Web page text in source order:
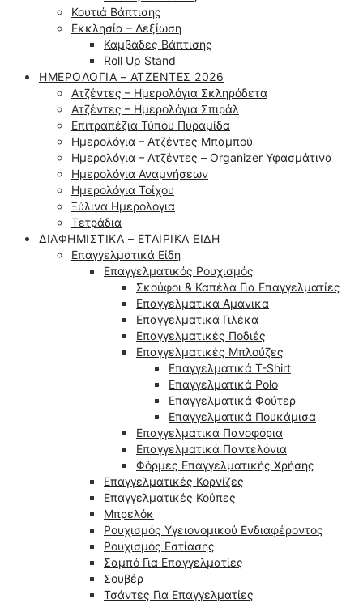
Κουτιά Βάπτισης
Εκκλησία – Δεξίωση
Καμβάδες Βάπτισης
Roll Up Stand
ΗΜΕΡΟΛΌΓΙΑ – ΑΤΖΈΝΤΕΣ 2026
Ατζέντες – Ημερολόγια Σκληρόδετα
Ατζέντες – Ημερολόγια Σπιράλ
Επιτραπέζια Τύπου Πυραμίδα
Ημερολόγια – Ατζέντες Μπαμπού
Ημερολόγια – Ατζέντες – Organizer Υφασμάτινα
Ημερολόγια Αναμνήσεων
Ημερολόγια Τοίχου
Ξύλινα Ημερολόγια
Τετράδια
ΔΙΑΦΗΜΙΣΤΙΚΆ – ΕΤΑΙΡΙΚΆ ΕΊΔΗ
Επαγγελματικά Είδη
Επαγγελματικός Ρουχισμός
Σκούφοι & Καπέλα Για Επαγγελματίες
Επαγγελματικά Αμάνικα
Επαγγελματικά Γιλέκα
Επαγγελματικές Ποδιές
Επαγγελματικές Μπλούζες
Επαγγελματικά T-Shirt
Επαγγελματικά Polo
Επαγγελματικά Φούτερ
Επαγγελματικά Πουκάμισα
Επαγγελματικά Πανοφόρια
Επαγγελματικά Παντελόνια
Φόρμες Επαγγελματικής Χρήσης
Επαγγελματικές Κορνίζες
Επαγγελματικές Κούπες
Μπρελόκ
Ρουχισμός Υγειονομικού Ενδιαφέροντος
Ρουχισμός Εστίασης
Σαμπό Για Επαγγελματίες
Σουβέρ
Τσάντες Για Επαγγελματίες